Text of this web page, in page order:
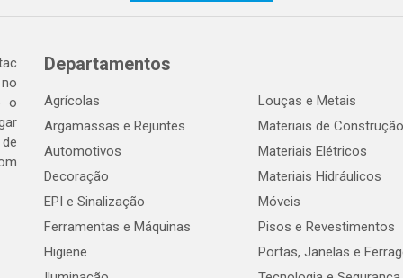
o
Departamentos
Agrícolas
Argamassas e Rejuntes
Automotivos
Decoração
EPI e Sinalização
Ferramentas e Máquinas
Higiene
Louças e Metais
Materiais de Construção
Materiais Elétricos
Materiais Hidráulicos
Móveis
Pisos e Revestimentos
Portas, Janelas e